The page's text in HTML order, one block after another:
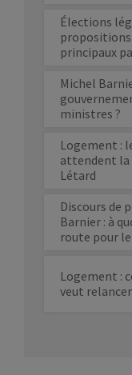
Élections
principaux
Michel
ministres ?
Logement :
attendent la
Létard
Discours de
Barnier : à
route pour
Logement :
veut